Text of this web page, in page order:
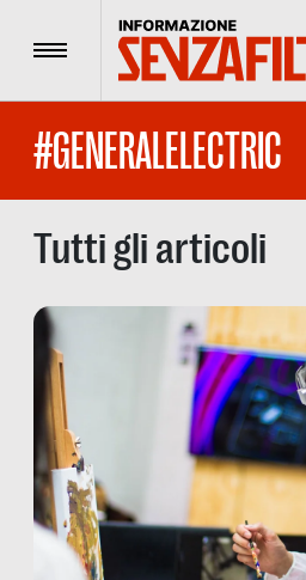
Menu
#GENERALELECTRIC
Tutti gli articoli